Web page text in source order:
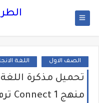
الصف الاول اللغة
تحميل مذكرة اللغة